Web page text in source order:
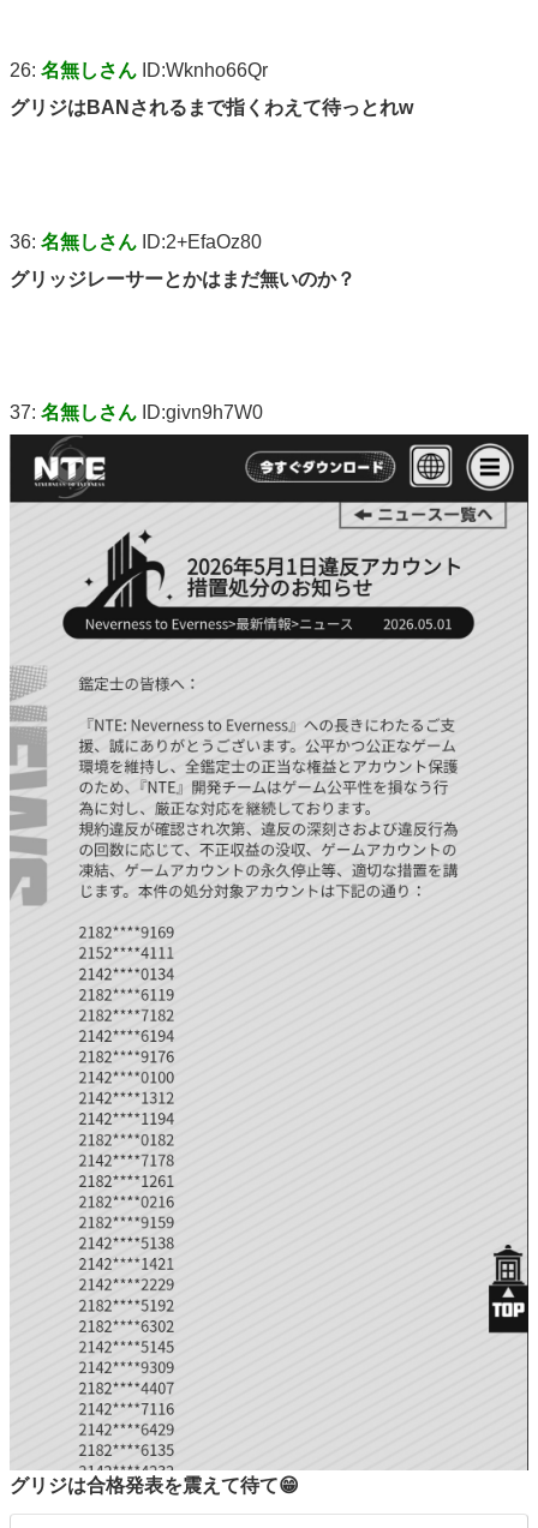
26: 名無しさん ID:Wknho66Qr
グリジはBANされるまで指くわえて待っとれw
36: 名無しさん ID:2+EfaOz80
グリッジレーサーとかはまだ無いのか？
37: 名無しさん ID:givn9h7W0
グリジは合格発表を震えて待て😁